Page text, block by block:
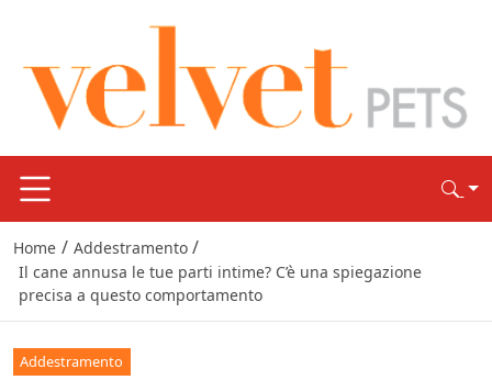
Home / Addestramento /
Il cane annusa le tue parti intime? C’è una spiegazione
precisa a questo comportamento
Addestramento